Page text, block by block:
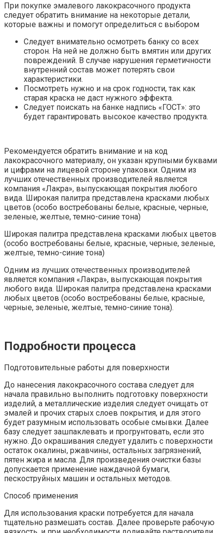
При покупке эмалевого лакокрасочного продукта
следует обратить внимание на некоторые детали,
которые важны и помогут определиться с выбором
Следует внимательно осмотреть банку со всех
сторон. На ней не должно быть вмятин или других
повреждений. В случае нарушения герметичности
внутренний состав может потерять свои
характеристики.
Посмотреть нужно и на срок годности, так как
старая краска не даст нужного эффекта.
Следует поискать на банке надпись «ГОСТ»: это
будет гарантировать высокое качество продукта.
Рекомендуется обратить внимание и на код
лакокрасочного материалу, он указан крупными буквами
и цифрами на лицевой стороне упаковки. Одним из
лучших отечественных производителей является
компания «Лакра», выпускающая покрытия любого
вида. Широкая палитра представлена красками любых
цветов (особо востребованы белые, красные, черные,
зеленые, желтые, темно-синие тона)
Широкая палитра представлена красками любых цветов
(особо востребованы белые, красные, черные, зеленые,
желтые, темно-синие тона)
Одним из лучших отечественных производителей
является компания «Лакра», выпускающая покрытия
любого вида. Широкая палитра представлена красками
любых цветов (особо востребованы белые, красные,
черные, зеленые, желтые, темно-синие тона).
Подробности процесса
Подготовительные работы для поверхности
До нанесения лакокрасочного состава следует для
начала правильно выполнить подготовку поверхности
изделий, а металлические изделия следует очищать от
эмалей и прочих старых слоев покрытия, и для этого
будет разумным использовать особые смывки. Далее
базу следует зашпаклевать и прогрунтовать, если это
нужно. До окрашивания следует удалить с поверхности
остаток окалины, ржавчины, остальных загрязнений,
пятен жира и масла. Для произведения очистки базы
допускается применение наждачной бумаги,
пескоструйных машин и остальных методов.
Способ применения
Для использования краски потребуется для начала
тщательно размешать состав. Далее проверьте рабочую